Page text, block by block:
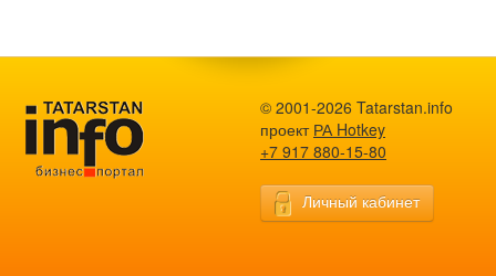
© 2001-2026 Tatarstan.info
проект РА Hotkey
+7 917 880-15-80
Личный кабинет